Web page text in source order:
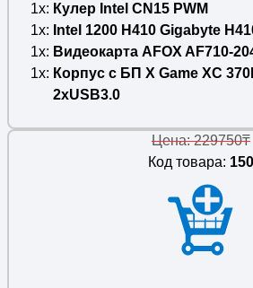
1x
Кулер Intel CN15 PWM
1x
Intel 1200 H410 Gigabyte
1x
Видеокарта AFOX AF710-
1x
Корпус с БП X Game XC
2xUSB3.0
Цена: 229750₸
Код товара: 150